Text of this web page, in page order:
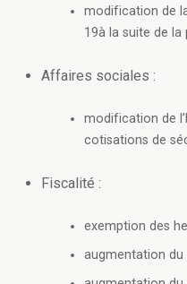
modification de
19à la suite de
Affaires sociales :
modification de
cotisations de
Fiscalité :
exemption des
augmentation du